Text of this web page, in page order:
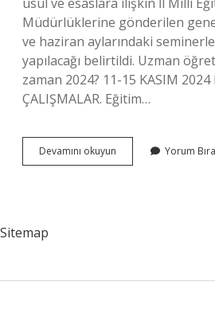
Müdürlüklerine gönderilen
ve haziran aylarındaki
yapılacağı belirtildi. Uzman
zaman 2024? 11-15 KASIM 2024
ÇALIŞMALAR. Eğitim…
Devamını okuyun
Seminerleri
Yorum
Sitemap